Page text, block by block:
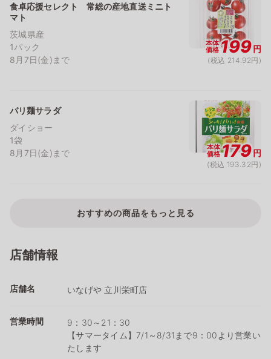
食卓応援セレクト 常総の産地直送ミニト
マト
茨城県産
1パック
8月7日(金)まで
本体
価格199円
(税込 214.92円)
パリ麺サラダ
ダイショー
1袋
8月7日(金)まで
本体
価格179円
(税込 193.32円)
おすすめの商品をもっと見る
店舗情報
店舗名 いなげや 立川栄町店
営業時間
9：30～21：30
【サマータイム】7/1～8/31まで9：00より営業い
たします